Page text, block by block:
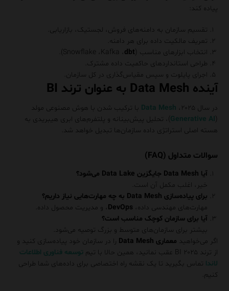
پیاده کند:
تقسیم سازمان به دامنه‌های فروش، لجستیک، بازاریابی.
تعریف مالکیت داده برای هر دامنه.
انتخاب ابزارهای مناسب (Snowflake ،Kafka ،dbt
).
طراحی استانداردهای حاکمیت داده مشترک.
اجرای پایلوت و سپس مقیاس‌گذاری در کل سازمان.
آینده Data Mesh به عنوان ترند BI
در سال ۲۰۲۵، Data Mesh با ترکیب شدن با هوش مصنوعی مولد
(
Generative AI)، تحلیل پیش‌بینانه و پلتفرم‌های ابری هیبریدی به
هسته اصلی استراتژی داده سازمان‌ها تبدیل خواهد شد.
سوالات متداول (FAQ)
آیا Data Mesh جایگزین Data Lake می‌شود؟
خیر، اغلب مکمل آن است.
برای پیاده‌سازی Data Mesh به چه مهارت‌هایی نیاز داریم؟
مهارت‌های مهندسی داده، DevOps، و مدیریت محصول داده.
آیا برای سازمان کوچک مناسب است؟
بیشتر برای سازمان‌های متوسط و بزرگ توصیه می‌شود.
اگر می‌خواهید معماری Data Mesh
را در سازمان خود پیاده‌سازی کنید و
از ترند BI ۲۰۲۵ عقب نمانید، همین حالا با تیم
توسعه فناوری اطلاعات
لاندا تماس بگیرید تا یک نقشه راه اختصاصی برای داده‌های شما طراحی
کنیم.